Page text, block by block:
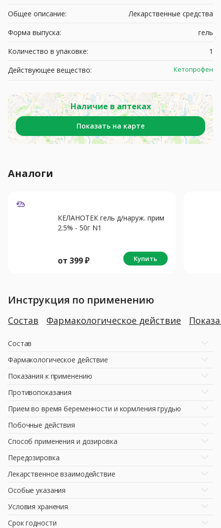
Общее описание:
Лекарственные средства
Форма выпуска:
гель
Количество в упаковке:
1
Действующее вещество:
Кетопрофен
Наличие в аптеках
Показать на карте
Аналоги
КЕЛАНОТЕК гель д/наруж. прим
2.5% - 50г N1
от 399₽ Купить
Инструкция по применению
Состав Фармакологическое действие
Состав
Фармакологическое действие
Показания к применению
Противопоказания
Прием во время беременности и кормления грудью
Побочные действия
Способ применения и дозировка
Передозировка
Лекарственное взаимодействие
Особые указания
Условия хранения
Срок годности